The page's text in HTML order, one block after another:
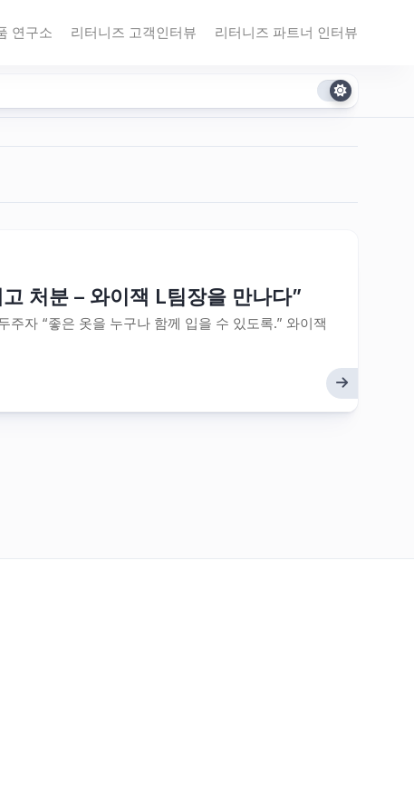
연구소 리터니즈 고객인터뷰 리터니즈 파트너 인터뷰
처분 – 와이잭 L팀장을 만나다”
자 “좋은 옷을 누구나 함께 입을 수 있도록.” 와이잭